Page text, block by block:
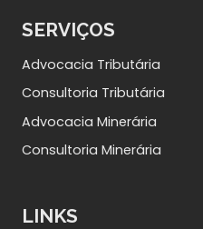
SERVIÇOS
Advocacia Tributária
Consultoria Tributária
Advocacia Minerária
Consultoria Minerária
LINKS